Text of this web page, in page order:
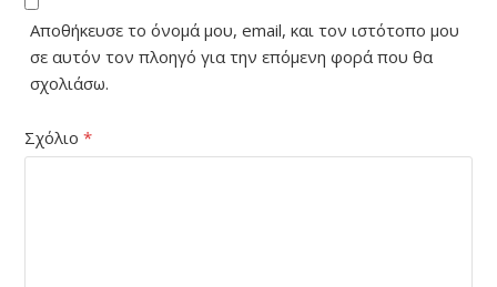
Αποθήκευσε το όνομά μου, email, και τον ιστότοπο μου
σε αυτόν τον πλοηγό για την επόμενη φορά που θα
σχολιάσω.
Σχόλιο*